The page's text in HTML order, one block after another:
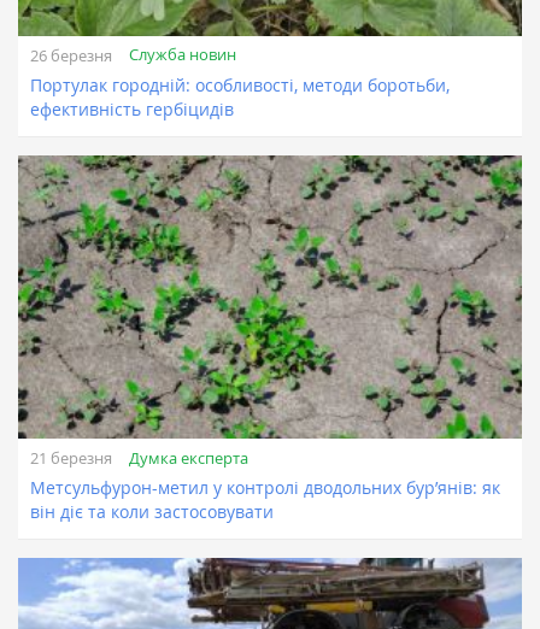
26 березня Служба новин
Портулак городній: особливості, методи боротьби,
ефективність гербіцидів
21 березня Думка експерта
Метсульфурон-метил у контролі дводольних бур’янів: як
він діє та коли застосовувати